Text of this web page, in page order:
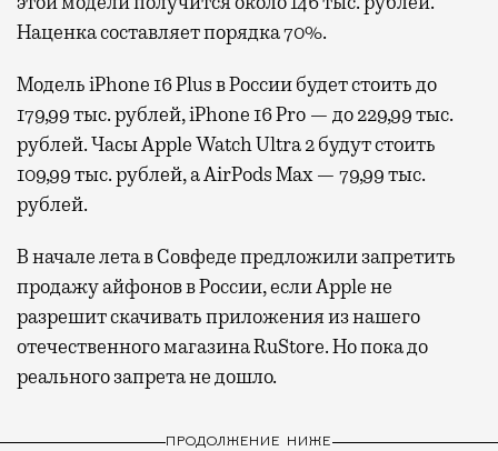
Наценка составляет порядка 70%.
Модель iPhone 16 Plus в России будет стоить до
179,99 тыс. рублей, iPhone 16 Pro — до 229,99 тыс.
рублей. Часы Apple Watch Ultra 2 будут стоить
109,99 тыс. рублей, а AirPods Max — 79,99 тыс.
рублей.
В начале лета в Совфеде предложили запретить
продажу айфонов в России, если Apple не
разрешит скачивать приложения из нашего
отечественного магазина RuStore. Но пока до
реального запрета не дошло.
ПРОДОЛЖЕНИЕ НИЖЕ